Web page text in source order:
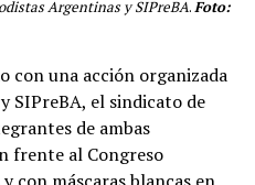
Argentinas y SIPreBA.Foto:
con una acción organizada
SIPreBA, el sindicato de
de ambas
frente al Congreso